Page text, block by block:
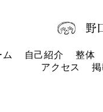
野
ム 自己紹介 整体
アクセス